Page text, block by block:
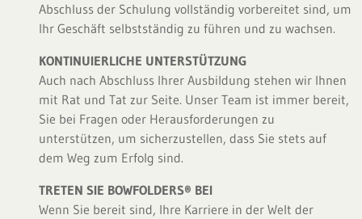
Abschluss der Schulung vollständig vorbereitet sind, um
Ihr Geschäft selbstständig zu führen und zu wachsen.
KONTINUIERLICHE UNTERSTÜTZUNG
Auch nach Abschluss Ihrer Ausbildung stehen wir Ihnen
mit Rat und Tat zur Seite. Unser Team ist immer bereit,
Sie bei Fragen oder Herausforderungen zu
unterstützen, um sicherzustellen, dass Sie stets auf
dem Weg zum Erfolg sind.
TRETEN SIE BOWFOLDERS® BEI
Wenn Sie bereit sind, Ihre Karriere in der Welt der